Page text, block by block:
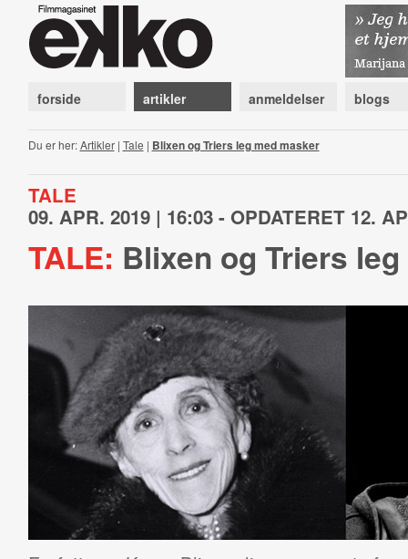
forside artikler anmeldelser blogs
Du er her:Artikler| Tale | Blixen og Triers leg med masker
TALE
09. APR. 2019 | 16:03 - OPDATERET 12.
TALE: Blixen og Triers